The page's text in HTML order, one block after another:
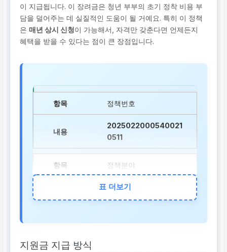
이 지급됩니다. 이 장려금은 청년 부부의 초기 정착 비용 부
담을 덜어주는 데 실질적인 도움이 될 거예요. 특히 이 정책
은매년 상시 신청이 가능해서, 자격만 갖춘다면 언제든지
혜택을 받을 수 있다는 점이 큰 장점입니다.
정책번호
2025022000540021
0511
정책분야
주거
표 더보기
지원금 지급 방식